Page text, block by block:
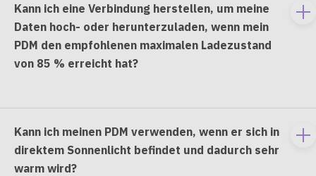
Kann ich eine Verbindung herstellen, um meine
Daten hoch- oder herunterzuladen, wenn mein
PDM den empfohlenen maximalen Ladezustand
von 85 % erreicht hat?
Kann ich meinen PDM verwenden, wenn er sich in
direktem Sonnenlicht befindet und dadurch sehr
warm wird?